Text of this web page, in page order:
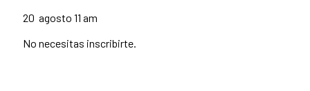
20 agosto 11 am
No necesitas inscribirte.